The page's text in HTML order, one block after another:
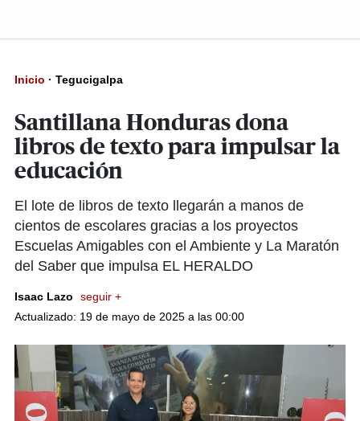
Inicio · Tegucigalpa
Santillana Honduras dona
libros de texto para impulsar la
educación
El lote de libros de texto llegarán a manos de
cientos de escolares gracias a los proyectos
Escuelas Amigables con el Ambiente y La Maratón
del Saber que impulsa EL HERALDO
Isaac Lazo
seguir +
Actualizado: 19 de mayo de 2025 a las 00:00